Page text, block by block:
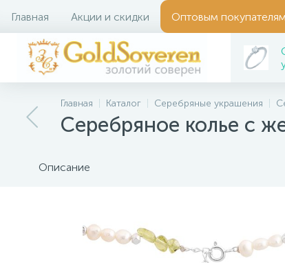
Главная Акции и скидки Оптовым покупателям
Главная Каталог Серебряные украшения
Серебряное колье с
Описание